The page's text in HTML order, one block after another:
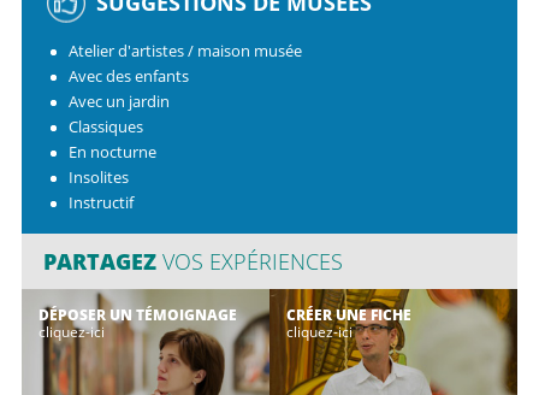
Atelier d'artistes / maison musée
Avec des enfants
Avec un jardin
Classiques
En nocturne
Insolites
Instructif
PARTAGEZ VOS EXPÉRIENCES
DÉPOSER UN TÉMOIGNAGE
cliquez-ici
CRÉER UNE FICHE
cliquez-ici